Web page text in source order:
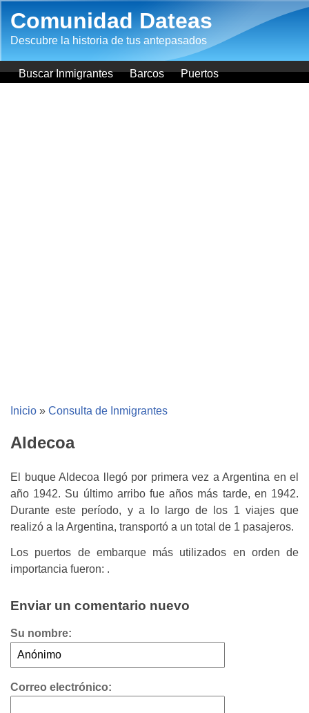
Comunidad Dateas
Descubre la historia de tus antepasados
Buscar Inmigrantes Barcos Puertos
Inicio » Consulta de Inmigrantes
Aldecoa
El buque Aldecoa llegó por primera vez a Argentina en el
año 1942. Su último arribo fue años más tarde, en 1942.
Durante este período, y a lo largo de los 1 viajes que
realizó a la Argentina, transportó a un total de 1 pasajeros.
Los puertos de embarque más utilizados en orden de
importancia fueron: .
Enviar un comentario nuevo
Su nombre:
Correo electrónico: